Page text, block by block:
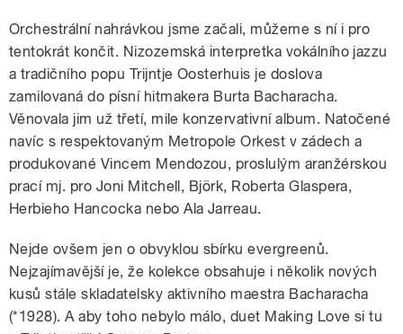
Orchestrální nahrávkou jsme začali, můžeme s ní i pro
tentokrát končit. Nizozemská interpretka vokálního jazzu
a tradičního popu Trijntje Oosterhuis je doslova
zamilovaná do písní hitmakera Burta Bacharacha.
Věnovala jim už třetí, mile konzervativní album. Natočené
navíc s respektovaným Metropole Orkest v zádech a
produkované Vincem Mendozou, proslulým aranžérskou
prací mj. pro Joni Mitchell, Björk, Roberta Glaspera,
Herbieho Hancocka nebo Ala Jarreau.
Nejde ovšem jen o obvyklou sbírku evergreenů.
Nejzajímavější je, že kolekce obsahuje i několik nových
kusů stále skladatelsky aktivního maestra Bacharacha
(*1928). A aby toho nebylo málo, duet Making Love si tu